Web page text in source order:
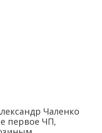
Чаленко
первое ЧП,